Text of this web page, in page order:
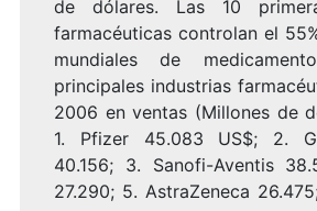
de dólares. Las 10
farmacéuticas controlan el
mundiales de
principales industrias
2006 en ventas (Millones de
1. Pfizer 45.083 US$; 2.
40.156; 3. Sanofi-Aventis
27.290; 5. AstraZeneca